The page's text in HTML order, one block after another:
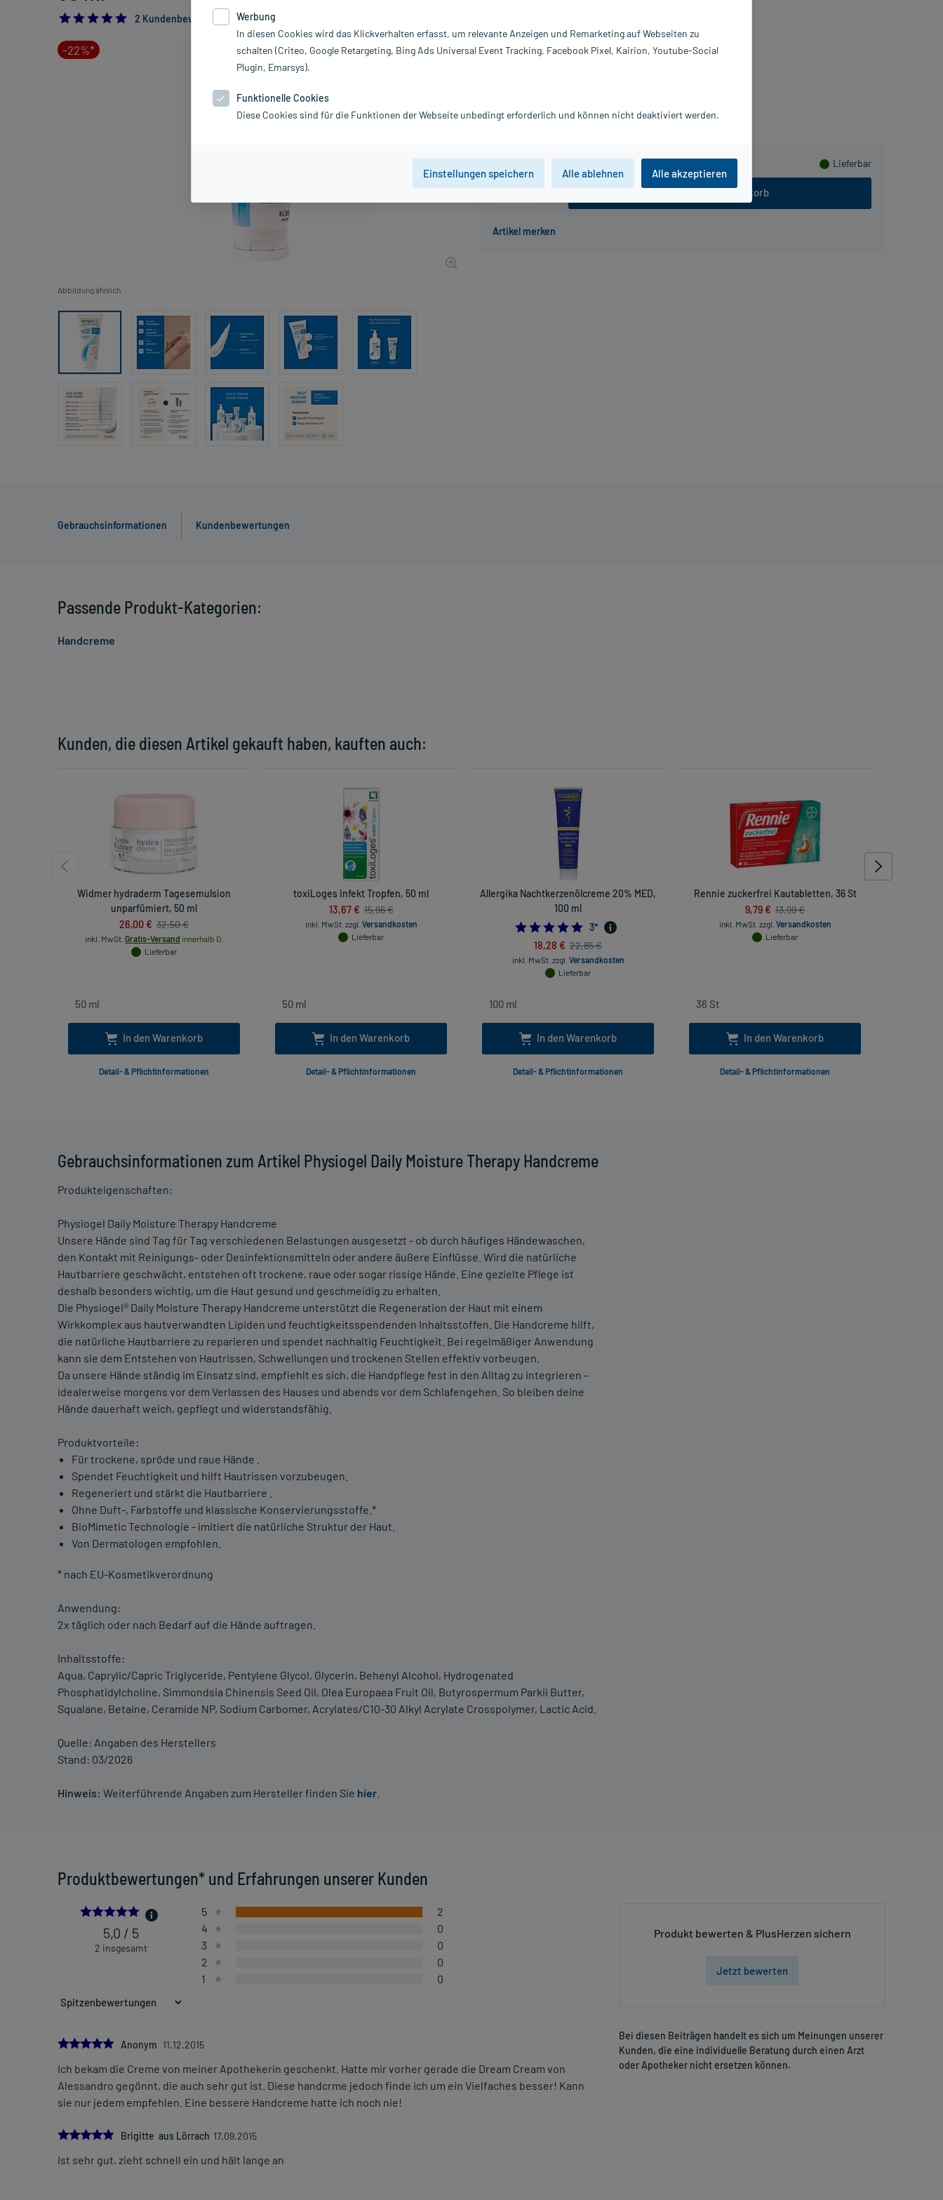
5.0
2 Kundenbewertungen*
-22%*
Abbildung ähnlich
inkl. MwSt. zzgl. Versandkosten
Lieferbar
In den Warenkorb
PZN:
10341481
Hersteller:
Klinge Pharma GmbH
Gebrauchsinformationen Kundenbewertungen
Gebrauchsinformationen zum Artikel Physiogel Daily Moisture Therapy Handcreme
Produkteigenschaften:
Physiogel Daily Moisture Therapy Handcreme
Unsere Hände sind Tag für Tag verschiedenen Belastungen ausgesetzt - ob durch häufiges Händewaschen,
den Kontakt mit Reinigungs- oder Desinfektionsmitteln oder andere äußere Einflüsse. Wird die natürliche
Hautbarriere geschwächt, entstehen oft trockene, raue oder sogar rissige Hände. Eine gezielte Pflege ist
deshalb besonders wichtig, um die Haut gesund und geschmeidig zu erhalten.
Die Physiogel® Daily Moisture Therapy Handcreme unterstützt die Regeneration der Haut mit einem
Wirkkomplex aus hautverwandten Lipiden und feuchtigkeitsspendenden Inhaltsstoffen. Die Handcreme hilft,
die natürliche Hautbarriere zu reparieren und spendet nachhaltig Feuchtigkeit. Bei regelmäßiger Anwendung
kann sie dem Entstehen von Hautrissen, Schwellungen und trockenen Stellen effektiv vorbeugen.
Da unsere Hände ständig im Einsatz sind, empfiehlt es sich, die Handpflege fest in den Alltag zu integrieren –
idealerweise morgens vor dem Verlassen des Hauses und abends vor dem Schlafengehen. So bleiben deine
Hände dauerhaft weich, gepflegt und widerstandsfähig.
Produktvorteile:
Für trockene, spröde und raue Hände .
Spendet Feuchtigkeit und hilft Hautrissen vorzubeugen.
Regeneriert und stärkt die Hautbarriere .
Ohne Duft-, Farbstoffe und klassische Konservierungsstoffe.*
BioMimetic Technologie - imitiert die natürliche Struktur der Haut.
Von Dermatologen empfohlen.
* nach EU-Kosmetikverordnung
Anwendung:
2x täglich oder nach Bedarf auf die Hände auftragen.
Inhaltsstoffe:
Aqua, Caprylic/Capric Triglyceride, Pentylene Glycol, Glycerin, Behenyl Alcohol, Hydrogenated
Phosphatidylcholine, Simmondsia Chinensis Seed Oil, Olea Europaea Fruit Oil, Butyrospermum Parkii Butter,
Squalane, Betaine, Ceramide NP, Sodium Carbomer, Acrylates/C10-30 Alkyl Acrylate Crosspolymer, Lactic Acid.
Quelle: Angaben des Herstellers
Stand: 03/2026
Hinweis: Weiterführende Angaben zum Hersteller finden Sie hier
Produktbewertungen* und Erfahrungen unserer Kunden
5.0
5,0 / 5
2 insgesamt
5
2
4
0
3
0
2
0
1
0
5.0
Anonym 11.12.2015
Ich bekam die Creme von meiner Apothekerin geschenkt. Hatte mir vorher gerade die Dream Cream von
Alessandro gegönnt, die auch sehr gut ist. Diese handcrme jedoch finde ich um ein Vielfaches besser! Kann
sie nur jedem empfehlen. Eine bessere Handcreme hatte ich noch nie!
5.0
Brigitte aus Lörrach 17.09.2015
Ist sehr gut, zieht schnell ein und hält lange an
Produkt bewerten & PlusHerzen sichern
Jetzt bewerten
Bei diesen Beiträgen handelt es sich um Meinungen unserer
Kunden, die eine individuelle Beratung durch einen Arzt
oder Apotheker nicht ersetzen können.
Kunden, die diesen Artikel gekauft haben, kauften auch:
Widmer hydraderm Tagesemulsion
unparfümiert, 50 ml
26,00 € 32,50 €
inkl. MwSt. Gratis-Versand innerhalb D.
Lieferbar
In den Warenkorb
Detail- & Pflichtinformationen
toxiLoges Infekt Tropfen, 50 ml
13,67 € 15,96 €
inkl. MwSt. zzgl. Versandkosten
Lieferbar
In den Warenkorb
Detail- & Pflichtinformationen
Allergika Nachtkerzenölcreme 20% MED,
100 ml
5.0
3*
18,28 € 22,85 €
inkl. MwSt. zzgl. Versandkosten
Lieferbar
In den Warenkorb
Detail- & Pflichtinformationen
Rennie zuckerfrei Kautabletten, 36 St
9,79 € 13,99 €
inkl. MwSt. zzgl. Versandkosten
Lieferbar
In den Warenkorb
Detail- & Pflichtinformationen
Passende Produkt-Kategorien:
Handcreme
Werbung
In diesen Cookies wird das Klickverhalten erfasst, um relevante Anzeigen und Remarketing auf Webseiten zu
schalten (Criteo, Google Retargeting, Bing Ads Universal Event Tracking, Facebook Pixel, Kairion, Youtube-Social
Plugin, Emarsys).
Funktionelle Cookies
Diese Cookies sind für die Funktionen der Webseite unbedingt erforderlich und können nicht deaktiviert werden.
Einstellungen speichern Alle ablehnen Alle akzeptieren